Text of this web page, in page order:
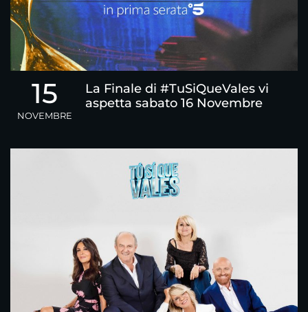
15
NOVEMBRE
La Finale di #TuSiQueVales vi
aspetta sabato 16 Novembre